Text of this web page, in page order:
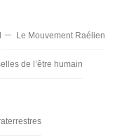
Le Mouvement Raélien
de l’être humain